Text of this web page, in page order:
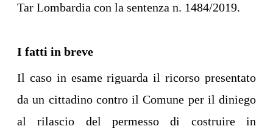
Tar Lombardia con la sentenza n. 1484/2019.
I fatti in breve
Il caso in esame riguarda il ricorso presentato
da un cittadino contro il Comune per il diniego
al rilascio del permesso di costruire in